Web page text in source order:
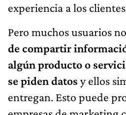
experiencia a los
Pero muchos usuarios
de compartir
algún producto o
se piden datos y ellos
entregan. Esto puede